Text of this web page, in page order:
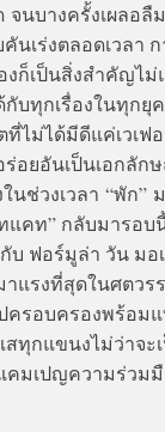
จนบางครั้งเผลอ
นเร่งตลอดเวลา
งก็เป็นสิ่งสำคัญไ
บทุกเรื่องในทุกยุ
ไม่ได้มีดีแค่เวเฟ
อยอันเป็นเอกลั
นช่วงเวลา “พัก”
คท” กลับมารอบ
บ ฟอร์มูล่า วัน ม
แรงที่สุดในศตวร
ครอบครองพร้อม
สทุกแขนงไม่ว่าจะ
คมเปญความร่วม